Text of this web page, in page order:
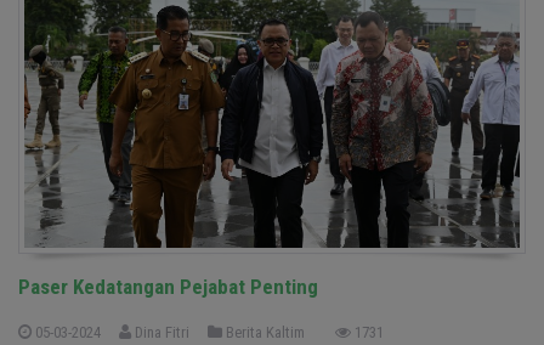
Paser Kedatangan Pejabat Penting
05-03-2024 Dina Fitri Berita Kaltim 1731